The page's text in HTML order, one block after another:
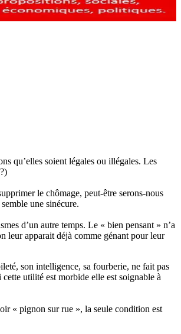
qu’elles soient légales ou illégales. Les
le chômage, peut-être serons-nous
une sinécure.
d’un autre temps. Le « bien pensant » n’a
leur apparait déjà comme génant pour leur
son intelligence, sa fourberie, ne fait pas
utilité est morbide elle est soignable à
« pignon sur rue », la seule condition est